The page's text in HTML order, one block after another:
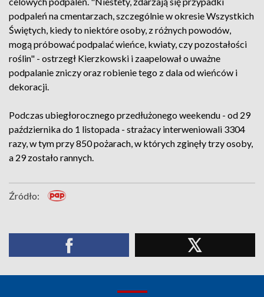
podpaleń na cmentarzach, szczególnie w okresie Wszystkich
Świętych, kiedy to niektóre osoby, z różnych powodów,
mogą próbować podpalać wieńce, kwiaty, czy pozostałości
roślin" - ostrzegł Kierzkowski i zaapelował o uważne
podpalanie zniczy oraz robienie tego z dala od wieńców i
dekoracji.
Podczas ubiegłorocznego przedłużonego weekendu - od 29
października do 1 listopada - strażacy interweniowali 3304
razy, w tym przy 850 pożarach, w których zginęły trzy osoby,
a 29 zostało rannych.
Źródło: